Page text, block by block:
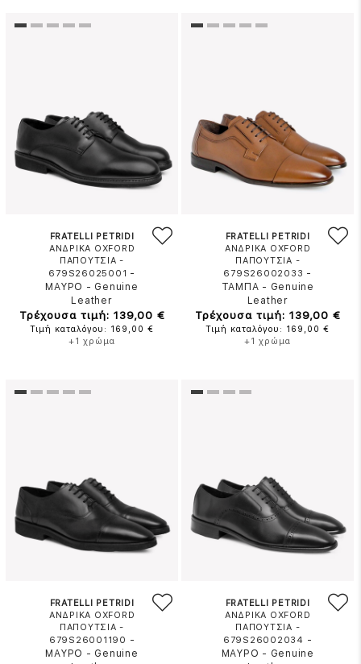
FRATELLI PETRIDI
ΑΝΔΡΙΚΑ OXFORD
ΠΑΠΟΥΤΣΙΑ -
679S26025001 -
ΜΑΥΡΟ - Genuine
Leather
Τρέχουσα τιμή: 139,00 €
Τιμή καταλόγου: 169,00 €
+1 χρώμα
FRATELLI PETRIDI
ΑΝΔΡΙΚΑ OXFORD
ΠΑΠΟΥΤΣΙΑ -
679S26002033 -
ΤΑΜΠΑ - Genuine
Leather
Τρέχουσα τιμή: 139,00 €
Τιμή καταλόγου: 169,00 €
+1 χρώμα
FRATELLI PETRIDI
ΑΝΔΡΙΚΑ OXFORD
ΠΑΠΟΥΤΣΙΑ -
679S26001190 -
ΜΑΥΡΟ - Genuine
FRATELLI PETRIDI
ΑΝΔΡΙΚΑ OXFORD
ΠΑΠΟΥΤΣΙΑ -
679S26002034 -
ΜΑΥΡΟ - Genuine